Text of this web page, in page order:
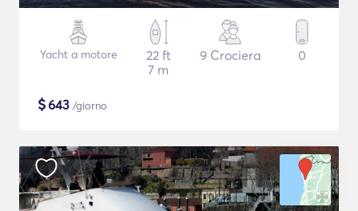
Yacht a motore
22 ft
7 m
9 Crociera 0
$643 /giorno